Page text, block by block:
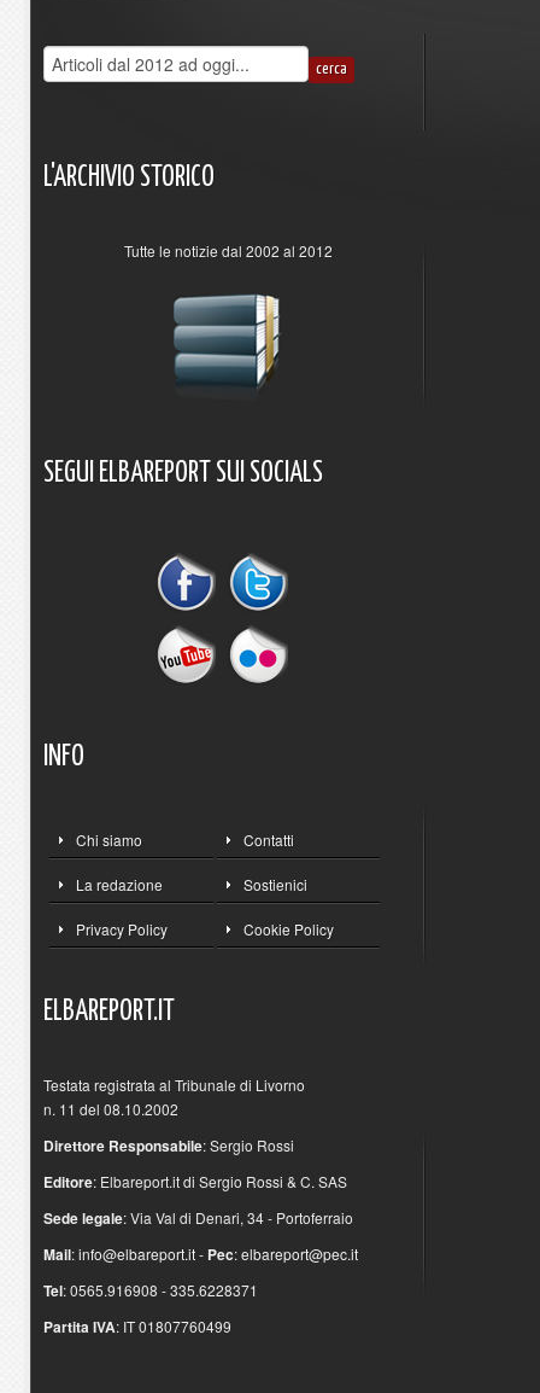
L'ARCHIVIO STORICO
Tutte le notizie dal 2002 al 2012
SEGUI ELBAREPORT SUI SOCIALS
INFO
Chi siamo Contatti
La redazione Sostienici
Privacy Policy Cookie Policy
ELBAREPORT.IT
Testata registrata al Tribunale di Livorno
n. 11 del 08.10.2002
Direttore Responsabile: Sergio Rossi
Editore: Elbareport.it di Sergio Rossi & C. SAS
Sede legale: Via Val di Denari, 34 - Portoferraio
Mail:info@elbareport.it- Pec:elbareport@pec.it
Tel: 0565.916908 - 335.6228371
Partita IVA: IT 01807760499